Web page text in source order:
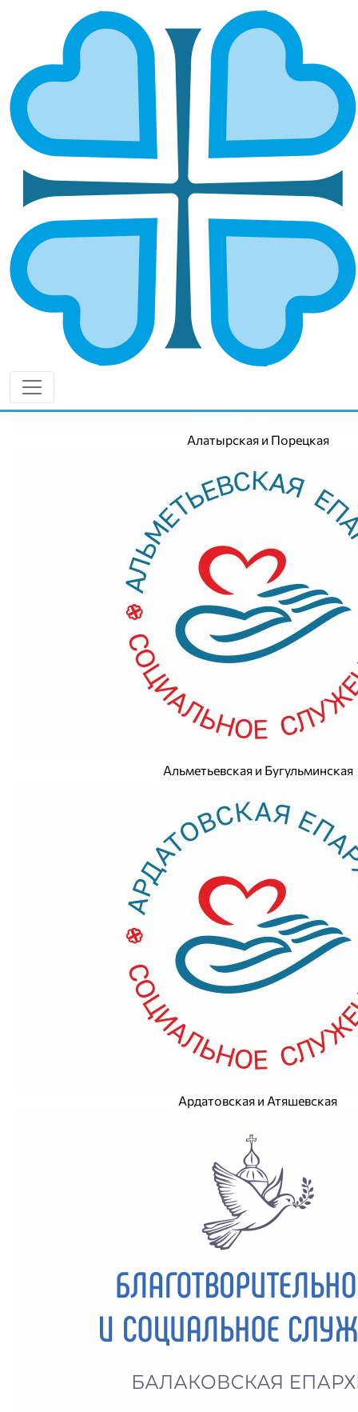
ЕПАРХИИ ПФО
Алатырская и Порецкая
Альметьевская и Бугульминская
Ардатовская и Атяшевская
Подписаться